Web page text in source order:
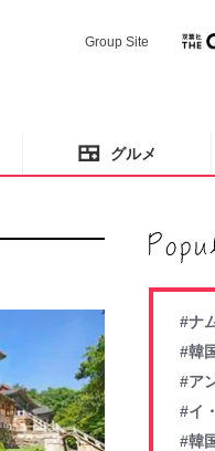
Group Site
🍱 グルメ
#ナ
#韓
#ア
#イ
#韓